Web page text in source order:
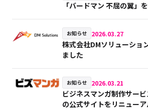
「バードマン 不屈の翼」
お知らせ 2026.03.27
株式会社DMソリューショ
ました
お知らせ 2026.03.21
ビジネスマンガ制作サービ
の公式サイトをリニュー